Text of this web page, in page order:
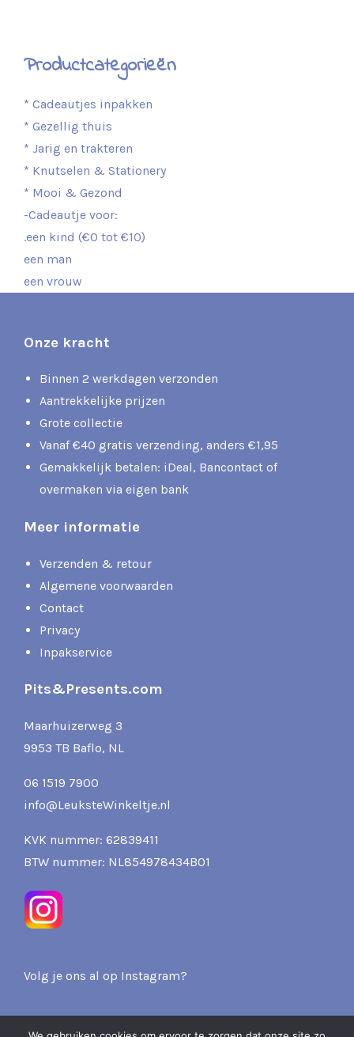
Productcategorieën
* Cadeautjes inpakken
* Gezellig thuis
* Jarig en trakteren
* Knutselen & Stationery
* Mooi & Gezond
-Cadeautje voor:
.een kind (€0 tot €10)
een man
een vrouw
Onze kracht
Binnen 2 werkdagen verzonden
Aantrekkelijke prijzen
Grote collectie
Vanaf €40 gratis verzending, anders €1,95
Gemakkelijk betalen: iDeal, Bancontact of
overmaken via eigen bank
Meer informatie
Verzenden & retour
Algemene voorwaarden
Contact
Privacy
Inpakservice
Pits&Presents.com
Maarhuizerweg 3
9953 TB Baflo, NL
06 1519 7900
info@LeuksteWinkeltje.nl
KVK nummer: 62839411
BTW nummer: NL854978434B01
Volg je ons al op Instagram?